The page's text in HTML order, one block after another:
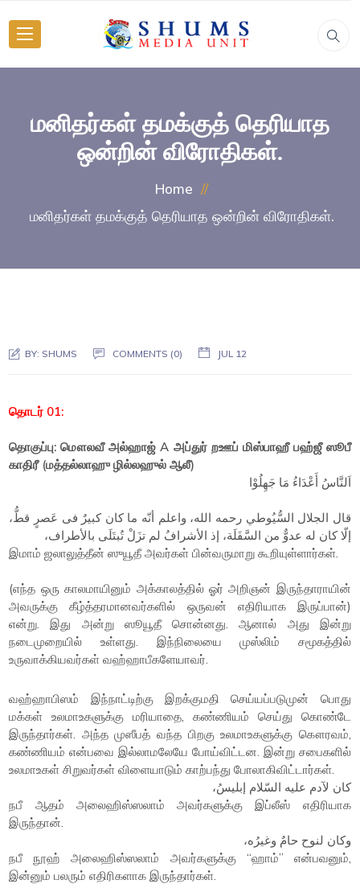
மனிதர்கள் தமக்குத் தெரியாத
ஒன்றின் விரோதிகள்.
Home
மனிதர்கள் தமக்குத் தெரியாத ஒன்றின் விரோதிகள்.
BY: SHUMS COMMENTS (0) JUL 12
தொடர் 01:
தொகுப்பு: மௌலவீ அல்ஹாஜ் A அப்துர் றஊப் மிஸ்பாஹீ பஹ்ஜீ ஸூபீ
காதிரீ (மத்தல்லாஹு ழில்லஹுல் ஆலீ)
اَلنَّاسُ أَعْدَاءُ مَا جَهِلُوْا
قال الجلال السُّيُوطي رحمه الله، واعلم أنّه ما كان كبيرٌ فى عَصرٍ قطُّ،
إلّا كان له عدوٌّ من السَّفَلَة، إذ الأشرافُ لم تزَلْ تُبتَلَى بالأطراف،
இமாம் ஜலாலுத்தீன் ஸுயூதீ அவர்கள் பின்வருமாறு கூறியுள்ளார்கள்.
(எந்த ஒரு காலமாயினும் அக்காலத்தில் ஓர் அறிஞன் இருந்தாராயின்
அவருக்கு கீழ்த்தரமானவர்களில் ஒருவன் எதிரியாக இருப்பான்)
என்று. இது அன்று ஸூயூதீ சொன்னது. ஆனால் அது இன்று
நடைமுறையில் உள்ளது. இந்நிலையை முஸ்லிம் சமூகத்தில்
உருவாக்கியவர்கள் வஹ்ஹாபீகளேயாவர்.
வஹ்ஹாபிஸம் இந்நாட்டிற்கு இறக்குமதி செய்யப்படுமுன் பொது
மக்கள் உலமாஉகளுக்கு மரியாதை, கண்ணியம் செய்து கொண்டே
இருந்தார்கள். அந்த முஸீபத் வந்த பிறகு உலமாஉகளுக்கு கௌரவம்,
கண்ணியம் என்பவை இல்லாமலேயே போய்விட்டன. இன்று சபைகளில்
உலமாஉகள் சிறுவர்கள் விளையாடும் காற்பந்து போலாகிவிட்டார்கள்.
كان لآدم عليه السّلام إبليسُ،
நபீ ஆதம் அலைஹிஸ்ஸலாம் அவர்களுக்கு இப்லீஸ் எதிரியாக
இருந்தான்.
وكان لنوح حامٌ وغيرُه،
நபீ நூஹ் அலைஹிஸ்ஸலாம் அவர்களுக்கு “ஹாம்” என்பவனும்,
இன்னும் பலரும் எதிரிகளாக இருந்தார்கள்.